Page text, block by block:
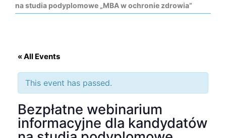
na studia podyplomowe „MBA w ochronie zdrowia”
« All Events
This event has passed.
Bezpłatne webinarium
informacyjne dla kandydatów